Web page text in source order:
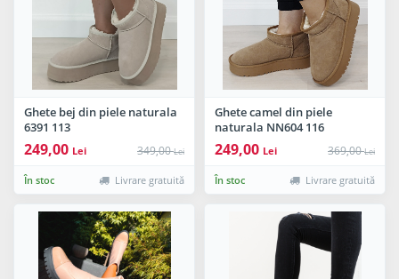
Ghete bej din piele naturala
6391 113
249,00 Lei 349,00Lei
În stoc Livrare gratuită
Ghete camel din piele
naturala NN604 116
249,00 Lei 369,00Lei
În stoc Livrare gratuită